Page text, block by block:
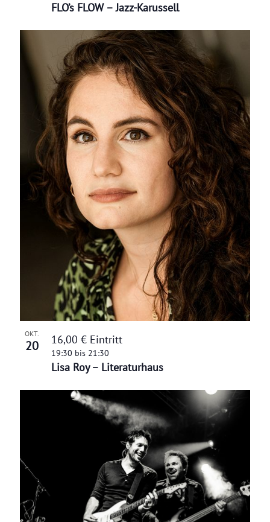
FLO’s FLOW – Jazz-Karussell
OKT.
20
Lisa Roy – Literaturhaus
19:30 bis 21:30
16,00 € Eintritt